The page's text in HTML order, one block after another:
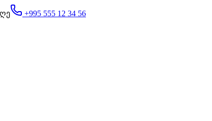
+995 555 12 34 56